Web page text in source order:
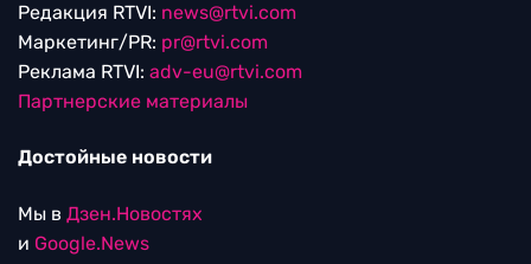
Редакция RTVI: news@rtvi.com
Маркетинг/PR: pr@rtvi.com
Реклама RTVI: adv-eu@rtvi.com
Партнерские материалы
Достойные новости
Мы в Дзен.Новостях
и Google.News